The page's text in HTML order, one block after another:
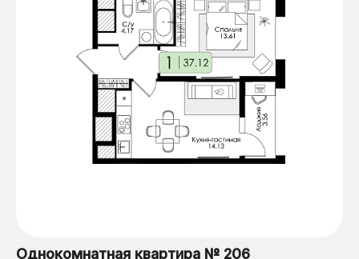
Однокомнатная квартира № 206